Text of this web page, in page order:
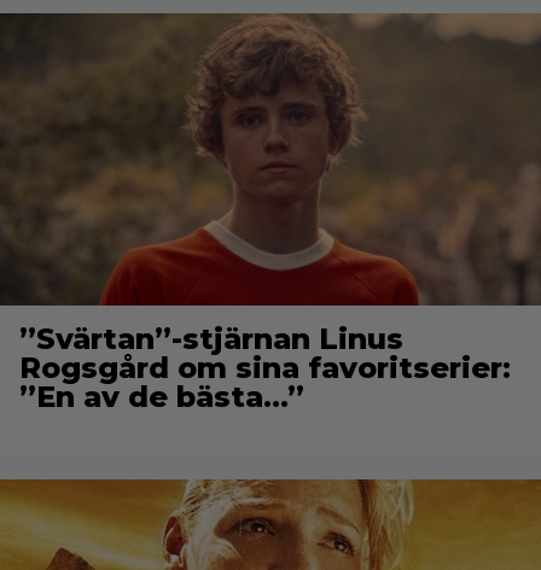
”Svärtan”-stjärnan Linus
Rogsgård om sina favoritserier:
”En av de bästa…”